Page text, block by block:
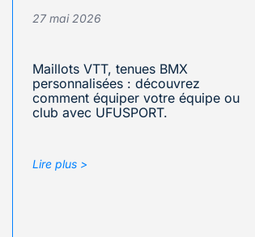
27 mai 2026
Maillots VTT, tenues BMX
personnalisées : découvrez
comment équiper votre équipe ou
club avec UFUSPORT.
Lire plus >